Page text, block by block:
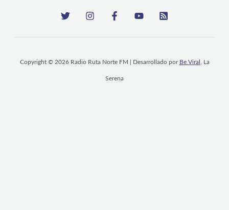
Copyright © 2026 Radio Ruta Norte FM | Desarrollado por Be Viral , La
Serena